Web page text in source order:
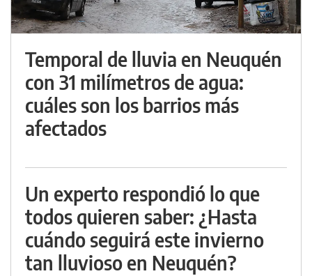
Temporal de lluvia en Neuquén
con 31 milímetros de agua:
cuáles son los barrios más
afectados
Un experto respondió lo que
todos quieren saber: ¿Hasta
cuándo seguirá este invierno
tan lluvioso en Neuquén?